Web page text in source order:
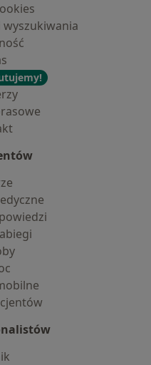
wyszukiwania